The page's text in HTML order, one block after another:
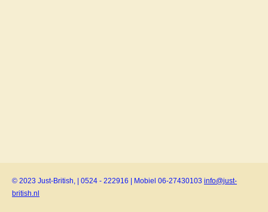
© 2023 Just-British, | 0524 - 222916 | Mobiel 06-27430103 info@just-
british.nl